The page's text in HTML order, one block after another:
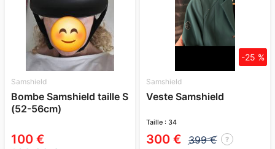
Samshield
Bombe Samshield taille S
(52-56cm)
100 €
Samshield
Veste Samshield
Taille : 34
300 € 399 € ?
-25 %